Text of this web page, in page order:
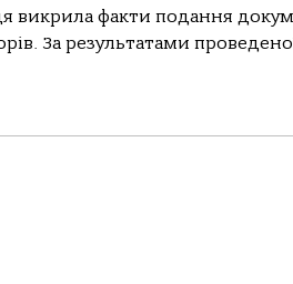
викрила факти подання
За результатами